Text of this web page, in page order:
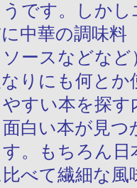
です。しか
に中華の調味
ースなどな
りにも何と
すい本を探
白い本が見
。もちろん
べて繊細な